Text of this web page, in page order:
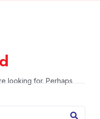
looking for. Perhaps